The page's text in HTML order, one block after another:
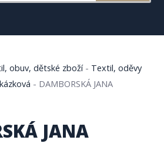
obuv, dětské zboží- Textil, oděvy
- DAMBORSKÁ JANA
JANA